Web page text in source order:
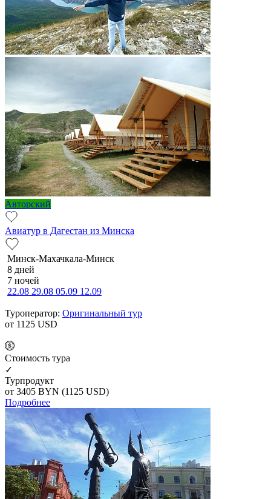
Авторский
Авиатур в Дагестан из Минска
Минск-Махачкала-Минск
8 дней
7 ночей
22.08 29.08 05.09 12.09
Туроператор: Оригинальный тур
от 1125 USD
Cтоимость тура
✓
Турпродукт
от 3405 BYN (1125 USD)
Подробнее